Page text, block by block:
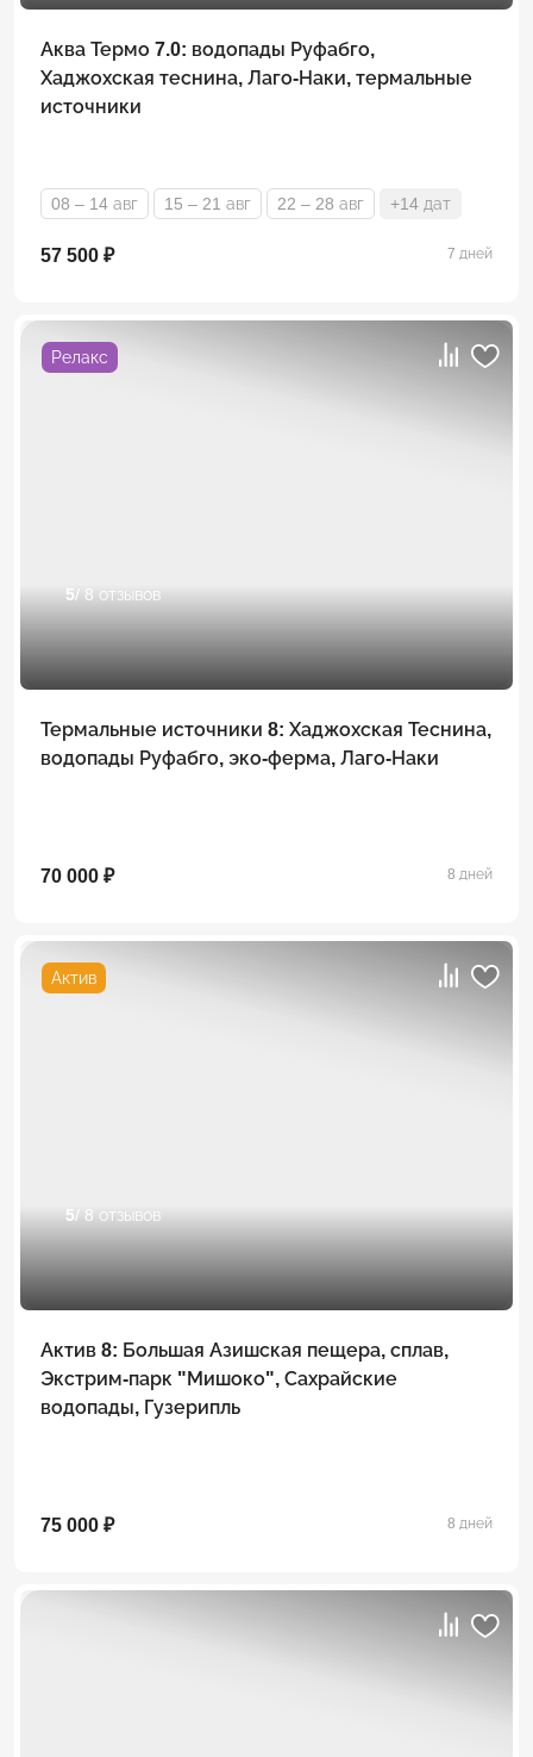
Аква Термо 7.0: водопады Руфабго,
Хаджохская теснина, Лаго-Наки, термальные
источники
08 – 14 авг 15 – 21 авг 22 – 28 авг +14 дат
57 500 ₽ 7 дней
Релакс
5/ 8 отзывов
Термальные источники 8: Хаджохская Теснина,
водопады Руфабго, эко-ферма, Лаго-Наки
70 000 ₽ 8 дней
Актив
5/ 8 отзывов
Актив 8: Большая Азишская пещера, сплав,
Экстрим-парк "Мишоко", Сахрайские
водопады, Гузерипль
75 000 ₽ 8 дней